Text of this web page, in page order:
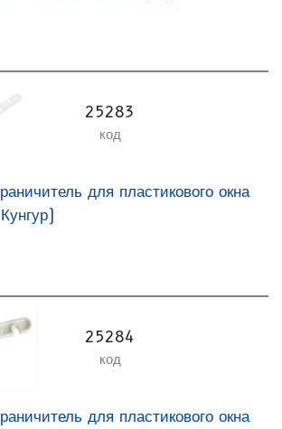
25283
код
для пластикового окна
25284
код
для пластикового окна